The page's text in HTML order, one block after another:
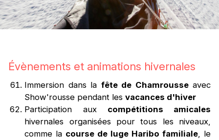
Évènements et animations hivernales
Immersion dans la fête de Chamrousseavec
Show'rousse pendant lesvacances d'hiver
Participation aux compétitions amicales
hivernales organisées pour tous les niveaux,
comme la course de luge Haribo familiale , le